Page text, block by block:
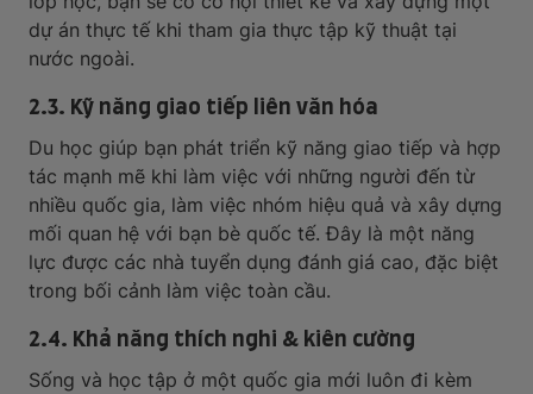
dự án thực tế khi tham gia thực tập kỹ thuật tại
nước ngoài.
2.3. Kỹ năng giao tiếp liên văn hóa
Du học giúp bạn phát triển kỹ năng giao tiếp và hợp
tác mạnh mẽ khi làm việc với những người đến từ
nhiều quốc gia, làm việc nhóm hiệu quả và xây dựng
mối quan hệ với bạn bè quốc tế. Đây là một năng
lực được các nhà tuyển dụng đánh giá cao, đặc biệt
trong bối cảnh làm việc toàn cầu.
2.4. Khả năng thích nghi & kiên cường
Sống và học tập ở một quốc gia mới luôn đi kèm